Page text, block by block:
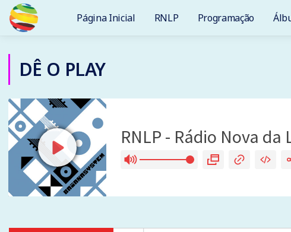
Página Inicial RNLP Programação
DÊ O PLAY